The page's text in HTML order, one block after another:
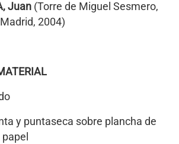
Juan(Torre de Miguel Sesmero,
2004)
y puntaseca sobre plancha de